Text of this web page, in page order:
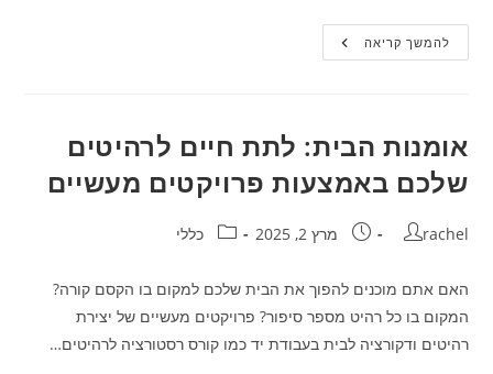
להמשך קריאהאיך
להפתיע
ההפתעה
אומנות הבית: לתת חיים לרהיטים
שלכם באמצעות פרויקטים מעשיים
מחבר:
rachel פורסם:מרץ 2, 2025 קטגוריה:
כללי
האם אתם מוכנים להפוך את הבית שלכם למקום בו הקסם קורה?
המקום בו כל רהיט מספר סיפור? פרויקטים מעשיים של יצירת
רהיטים ודקורציה לבית בעבודת יד כמו קורס רסטורציה לרהיטים…